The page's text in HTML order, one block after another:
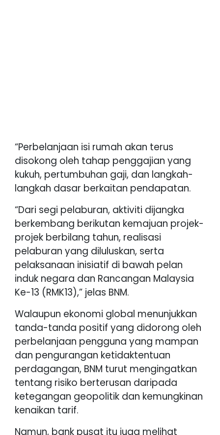
“Perbelanjaan isi rumah akan terus
disokong oleh tahap penggajian yang
kukuh, pertumbuhan gaji, dan langkah-
langkah dasar berkaitan pendapatan.
“Dari segi pelaburan, aktiviti dijangka
berkembang berikutan kemajuan projek-
projek berbilang tahun, realisasi
pelaburan yang diluluskan, serta
pelaksanaan inisiatif di bawah pelan
induk negara dan Rancangan Malaysia
Ke-13 (RMK13),” jelas BNM.
Walaupun ekonomi global menunjukkan
tanda-tanda positif yang didorong oleh
perbelanjaan pengguna yang mampan
dan pengurangan ketidaktentuan
perdagangan, BNM turut mengingatkan
tentang risiko berterusan daripada
ketegangan geopolitik dan kemungkinan
kenaikan tarif.
Namun, bank pusat itu juga melihat